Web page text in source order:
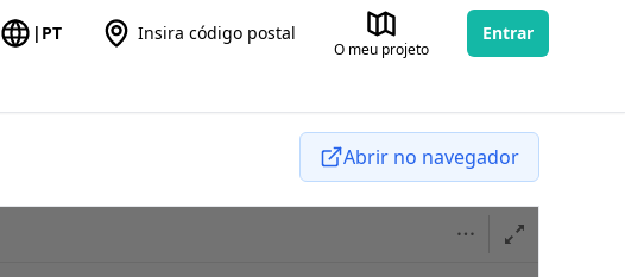
| PT Insira código postal
O meu projeto
Entrar
Abrir no navegador